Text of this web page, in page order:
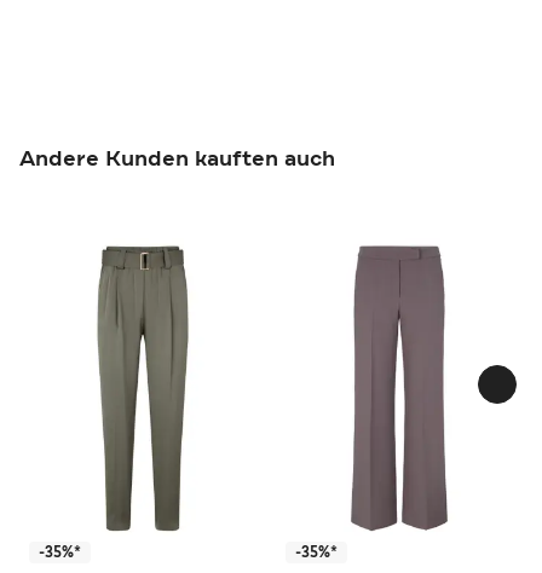
Andere Kunden kauften auch
-35%* -35%*